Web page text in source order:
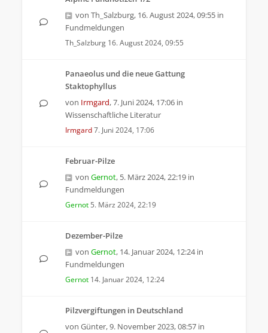
von Th_Salzburg, 16. August 2024, 09:55 in
Fundmeldungen
Th_Salzburg 16. August 2024, 09:55
Panaeolus und die neue Gattung
Staktophyllus
von Irmgard,7. Juni 2024, 17:06 in
Wissenschaftliche Literatur
Irmgard7. Juni 2024, 17:06
Februar-Pilze
von Gernot, 5. März 2024, 22:19 in
Fundmeldungen
Gernot 5. März 2024, 22:19
Dezember-Pilze
von Gernot, 14. Januar 2024, 12:24in
Fundmeldungen
Gernot 14. Januar 2024, 12:24
Pilzvergiftungen in Deutschland
von Günter,9. November 2023, 08:57 in